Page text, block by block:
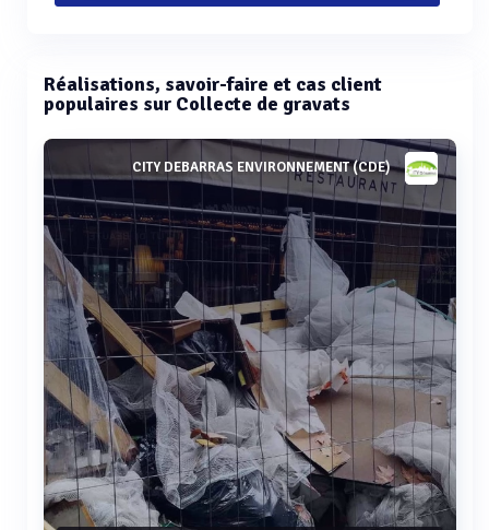
Réalisations, savoir-faire et cas client
populaires sur Collecte de gravats
CITY DEBARRAS ENVIRONNEMENT (CDE)